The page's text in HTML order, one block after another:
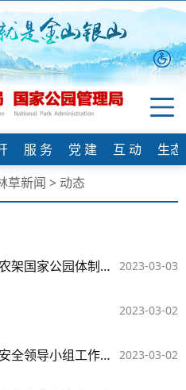
服 务 党 建 互 动
生
草新闻 > 动态
2023-03-03
世界野生动植物日｜探索神农架国家公园体制试点
2023-03-02
2023-03-02
国家林草局三北局召开网络安全领导小组工作会议